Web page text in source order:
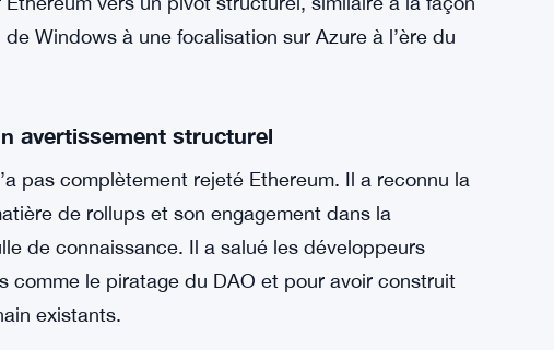
proofs) et duproof-carrying code, une
faire hors chaîne, avec seulement des preuves
par an pour entretenir cet ordinateur très faible,
que vous pouvez distribuer les calculs partout ? »